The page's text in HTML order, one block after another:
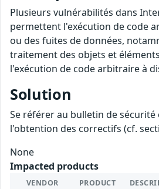
Plusieurs vulnérabilités dans
permettent l'exécution de code
ou des fuites de données,
traitement des objets et
l'exécution de code arbitraire à
Solution
Se référer au bulletin de
l'obtention des correctifs (cf.
None
Impacted products
VENDOR PRODUCT